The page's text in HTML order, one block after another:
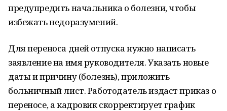
предупредить начальника о болезни, чтобы
избежать недоразумений.
Для переноса дней отпуска нужно написать
заявление на имя руководителя. Указать новые
даты и причину (болезнь), приложить
больничный лист. Работодатель издаст приказ о
переносе, а кадровик скорректирует график